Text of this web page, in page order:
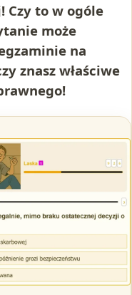
Czy to w ogóle
może
na
znasz właściwe